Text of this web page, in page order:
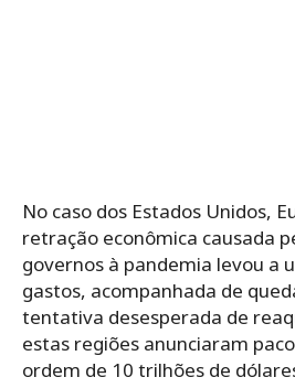
No caso dos Estados Unidos,
retração econômica causada
governos à pandemia levou a
gastos, acompanhada de
tentativa desesperada de
estas regiões anunciaram
ordem de 10 trilhões de